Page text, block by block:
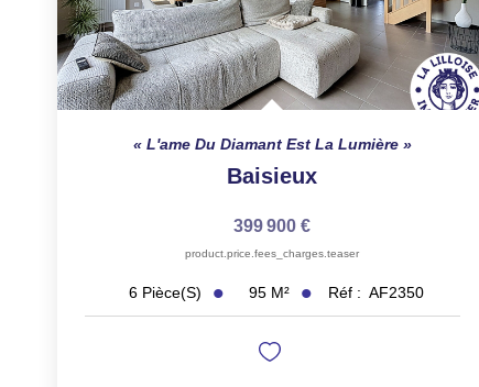
L'ame Du Diamant Est La Lumière
Baisieux
399 900 €
product.price.fees_charges.teaser
6 Pièce(s) 95 M² Réf : AF2350